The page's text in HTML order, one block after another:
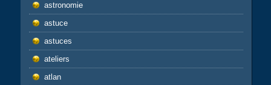
astronomie
astuce
astuces
ateliers
atlan